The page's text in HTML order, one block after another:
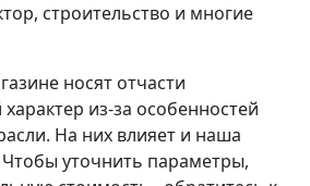
строительство и многие
носят отчасти
из-за особенностей
На них влияет и наша
уточнить параметры,